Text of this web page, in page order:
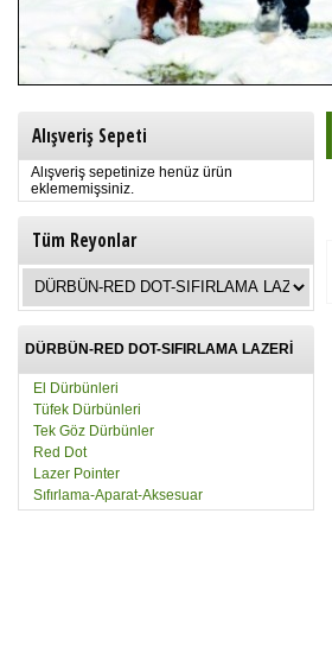
Alışveriş Sepeti
Alışveriş sepetinize henüz ürün
eklememişsiniz.
Tüm Reyonlar
DÜRBÜN-RED DOT-SIFIRLAMA LAZERİ
El Dürbünleri
Tüfek Dürbünleri
Tek Göz Dürbünler
Red Dot
Lazer Pointer
Sıfırlama-Aparat-Aksesuar